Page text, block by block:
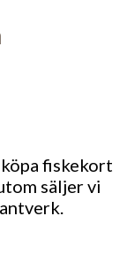
fiskekort
säljer vi